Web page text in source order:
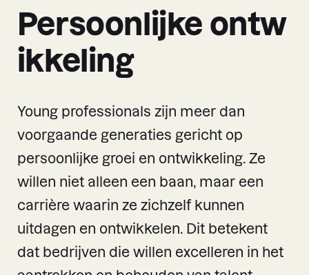
Persoonlijke ontw
ikkeling
Young professionals zijn meer dan
voorgaande generaties gericht op
persoonlijke groei en ontwikkeling. Ze
willen niet alleen een baan, maar een
carrière waarin ze zichzelf kunnen
uitdagen en ontwikkelen. Dit betekent
dat bedrijven die willen excelleren in het